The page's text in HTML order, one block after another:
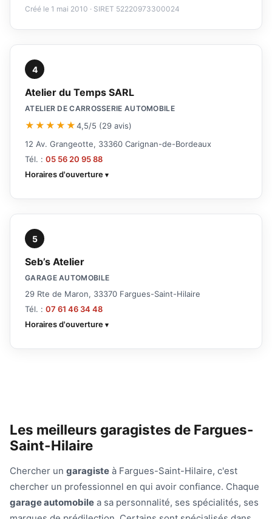
Créé le 1 mai 2010 · SIRET 52220973300024
4
Atelier du Temps SARL
ATELIER DE CARROSSERIE AUTOMOBILE
★★★★★4,5/5 (29 avis)
12 Av. Grangeotte, 33360 Carignan-de-Bordeaux
Tél. : 05 56 20 95 88
Horaires d'ouverture
5
Seb’s Atelier
GARAGE AUTOMOBILE
29 Rte de Maron, 33370 Fargues-Saint-Hilaire
Tél. : 07 61 46 34 48
Horaires d'ouverture
Les meilleurs garagistes de Fargues-
Saint-Hilaire
Chercher un garagiste à Fargues-Saint-Hilaire, c'est
chercher un professionnel en qui avoir confiance. Chaque
garage automobile a sa personnalité, ses spécialités, ses